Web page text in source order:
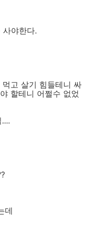
사야한다.
고 살기 힘들테니 싸
할테니 어쩔수 없었
데